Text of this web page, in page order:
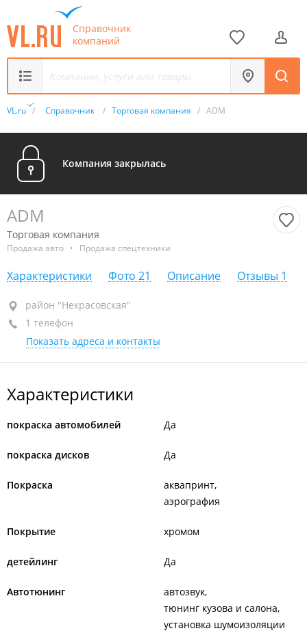
Справочник
компаний
VL.ru / Справочник / Торговая компания / ADM
Компания закрылась
ADM
Торговая компания
Продажа авто • Продажа спецтехники
Характеристики Фото 21 Описание Отзывы 1
район "Некрасовская", пр-т Красного Знамени, 59А
+7 (423) 275-57-72
район "Некрасовская"
1 телефон
Показать адреса и контакты
Характеристики
покраска автомобилей Да
покраска дисков Да
Покраска
аквапринт
аэрография
Покрытие хромом
детейлинг Да
Автотюнинг
автозвук
тюнинг кузова и салона
установка шумоизоляции